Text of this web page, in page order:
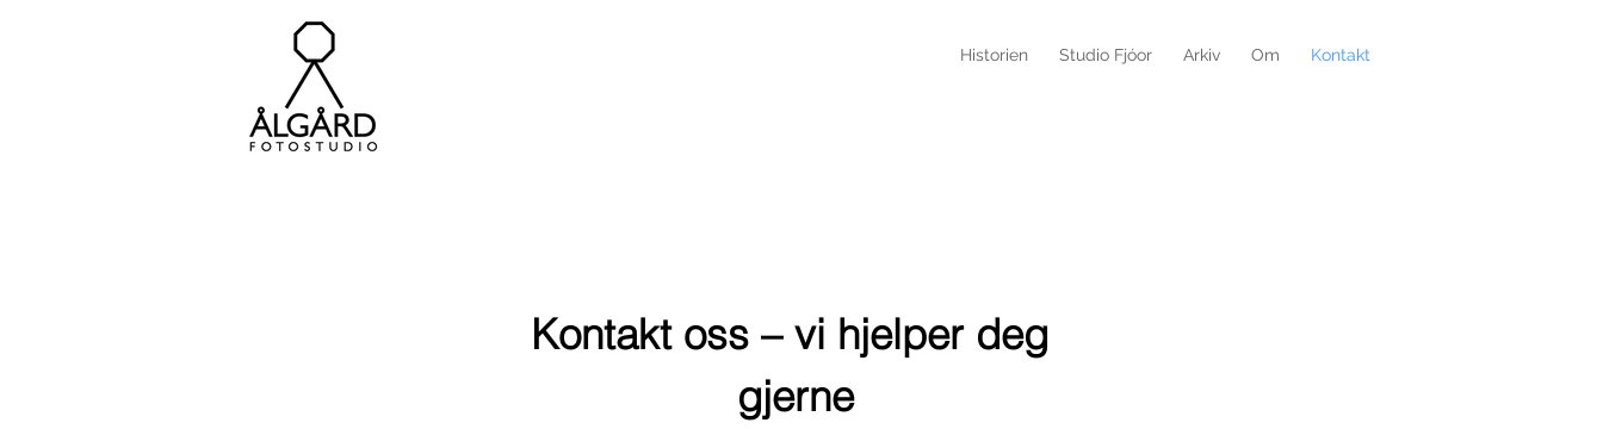
Historien Studio Fjóor Arkiv Om Kontakt
Kontakt oss – vi hjelper deg
gjerne